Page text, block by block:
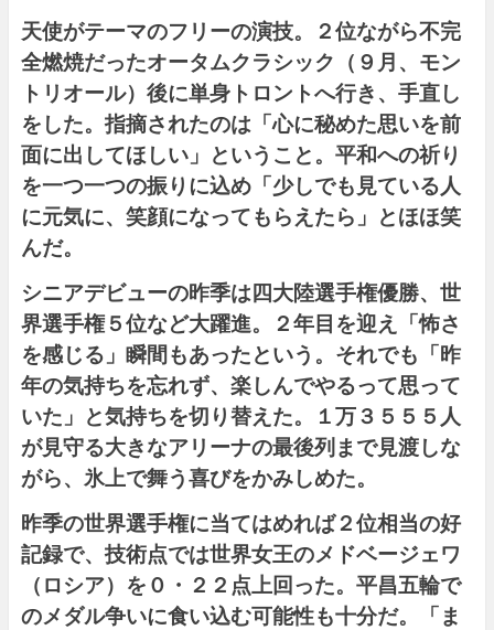
天使がテーマのフリーの演技。２位ながら不完
全燃焼だったオータムクラシック（９月、モン
トリオール）後に単身トロントへ行き、手直し
をした。指摘されたのは「心に秘めた思いを前
面に出してほしい」ということ。平和への祈り
を一つ一つの振りに込め「少しでも見ている人
に元気に、笑顔になってもらえたら」とほほ笑
んだ。
シニアデビューの昨季は四大陸選手権優勝、世
界選手権５位など大躍進。２年目を迎え「怖さ
を感じる」瞬間もあったという。それでも「昨
年の気持ちを忘れず、楽しんでやるって思って
いた」と気持ちを切り替えた。１万３５５５人
が見守る大きなアリーナの最後列まで見渡しな
がら、氷上で舞う喜びをかみしめた。
昨季の世界選手権に当てはめれば２位相当の好
記録で、技術点では世界女王のメドベージェワ
（ロシア）を０・２２点上回った。平昌五輪で
のメダル争いに食い込む可能性も十分だ。「ま